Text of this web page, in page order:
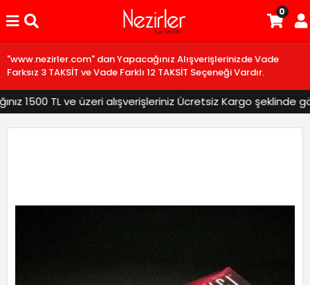
"www.nezirler.com" dan Yapacağınız Alışverişlerinizde Vade
Farksız 3 TAKSİT ve Vade Farklı 12 TAKSİT Seçeneği Vardır.
1500 TL ve üzeri alışverişleriniz Ücretsiz Kargo şeklinde
0